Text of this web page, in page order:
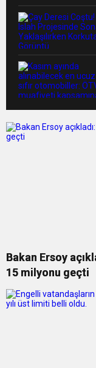
Gelecek” Sözü
Bakan Ersoy
15 milyonu geçti